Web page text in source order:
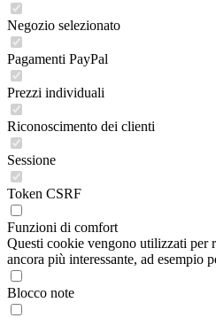
Negozio selezionato
Pagamenti PayPal
Prezzi individuali
Riconoscimento dei clienti
Sessione
Token CSRF
Funzioni di comfort
Questi cookie vengono utilizzati per
ancora più interessante, ad esempio
Blocco note